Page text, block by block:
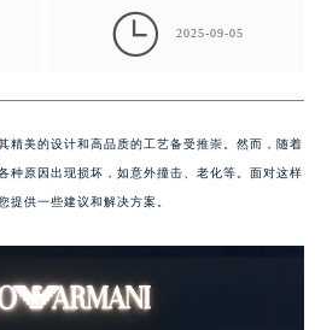
 2025-09-05
精美的设计和高品质的工艺备受推崇。然而，随着
种原因出现损坏，如意外撞击、老化等。面对这样
提供一些建议和解决方案。